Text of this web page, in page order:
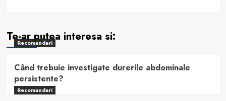
Te-ar putea interesa si:
Recomandari
Când trebuie investigate durerile abdominale
persistente?
Recomandari